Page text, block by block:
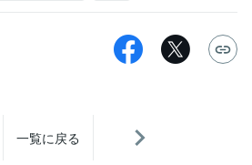
一覧に戻る